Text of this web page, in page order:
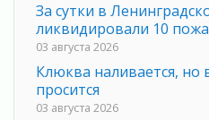
За сутки в
ликвидировали 10
03 августа 2026
Клюква наливается, но
просится
03 августа 2026